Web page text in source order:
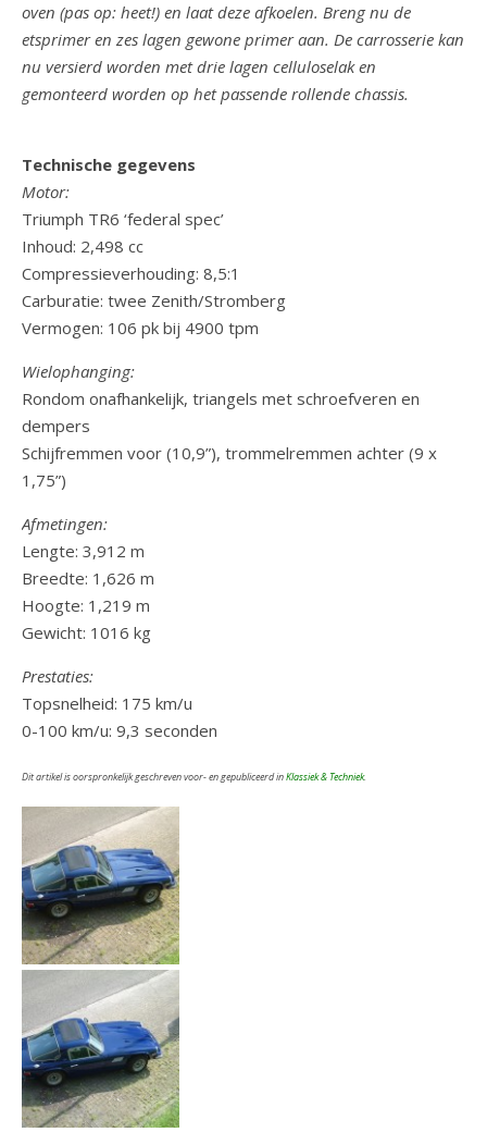
oven (pas op: heet!) en laat deze afkoelen. Breng nu de
etsprimer en zes lagen gewone primer aan. De carrosserie kan
nu versierd worden met drie lagen celluloselak en
gemonteerd worden op het passende rollende chassis.
Technische gegevens
Motor:
Triumph TR6 ‘federal spec’
Inhoud: 2,498 cc
Compressieverhouding: 8,5:1
Carburatie: twee Zenith/Stromberg
Vermogen: 106 pk bij 4900 tpm
Wielophanging:
Rondom onafhankelijk, triangels met schroefveren en
dempers
Schijfremmen voor (10,9”), trommelremmen achter (9 x
1,75”)
Afmetingen:
Lengte: 3,912 m
Breedte: 1,626 m
Hoogte: 1,219 m
Gewicht: 1016 kg
Prestaties:
Topsnelheid: 175 km/u
0-100 km/u: 9,3 seconden
Dit artikel is oorspronkelijk geschreven voor- en gepubliceerd inKlassiek & Techniek.